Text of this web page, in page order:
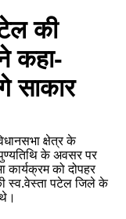
की
कहा-
साकार
क्षेत्र के
के अवसर पर
कार्यक्रम को दोपहर
स्व.वेस्ता पटेल जिले के